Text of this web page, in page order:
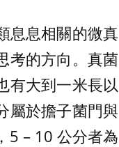
息息相關的微真
考的方向。真菌
有大到一米長以
屬於擔子菌門與
5 – 10 公分者為